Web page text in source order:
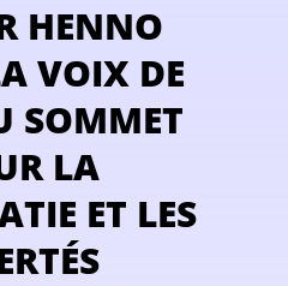
HENNO
VOIX DE
SOMMET
LA
ET LES